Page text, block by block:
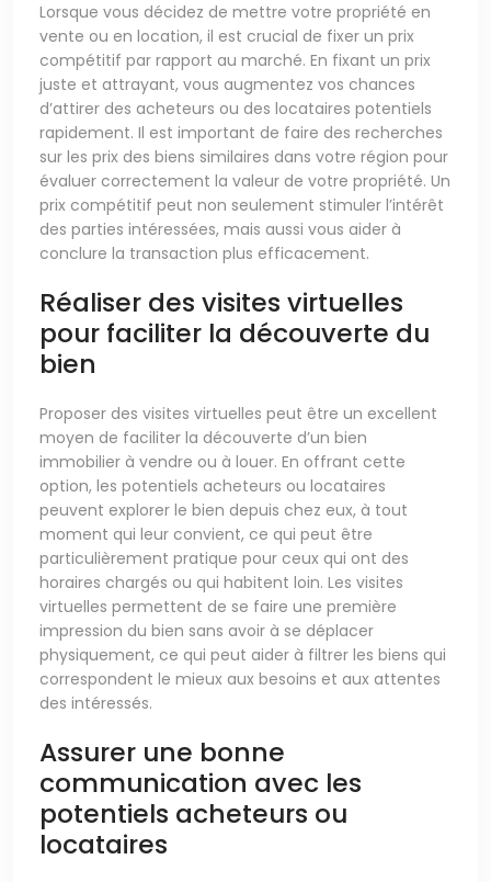
Lorsque vous décidez de mettre votre propriété en
vente ou en location, il est crucial de fixer un prix
compétitif par rapport au marché. En fixant un prix
juste et attrayant, vous augmentez vos chances
d’attirer des acheteurs ou des locataires potentiels
rapidement. Il est important de faire des recherches
sur les prix des biens similaires dans votre région pour
évaluer correctement la valeur de votre propriété. Un
prix compétitif peut non seulement stimuler l’intérêt
des parties intéressées, mais aussi vous aider à
conclure la transaction plus efficacement.
Réaliser des visites virtuelles
pour faciliter la découverte du
bien
Proposer des visites virtuelles peut être un excellent
moyen de faciliter la découverte d’un bien
immobilier à vendre ou à louer. En offrant cette
option, les potentiels acheteurs ou locataires
peuvent explorer le bien depuis chez eux, à tout
moment qui leur convient, ce qui peut être
particulièrement pratique pour ceux qui ont des
horaires chargés ou qui habitent loin. Les visites
virtuelles permettent de se faire une première
impression du bien sans avoir à se déplacer
physiquement, ce qui peut aider à filtrer les biens qui
correspondent le mieux aux besoins et aux attentes
des intéressés.
Assurer une bonne
communication avec les
potentiels acheteurs ou
locataires